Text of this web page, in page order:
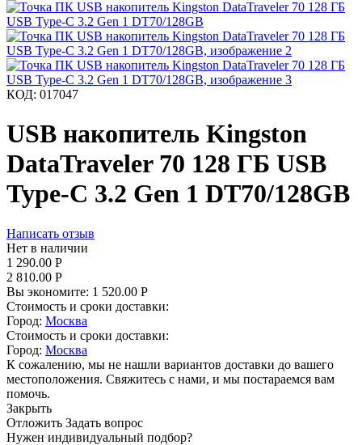
КОД: 017047
USB накопитель Kingston
DataTraveler 70 128 ГБ USB
Type-C 3.2 Gen 1 DT70/128GB
Написать отзыв
Нет в наличии
1 290.00 Р
2 810.00 Р
Вы экономите: 1 520.00 Р
Стоимость и сроки доставки:
Город: Москва
Стоимость и сроки доставки:
Город: Москва
К сожалению, мы не нашли вариантов доставки до вашего
местоположения. Свяжитесь с нами, и мы постараемся вам
помочь.
Закрыть
Отложить Задать вопрос
Нужен индивидуальный подбор?